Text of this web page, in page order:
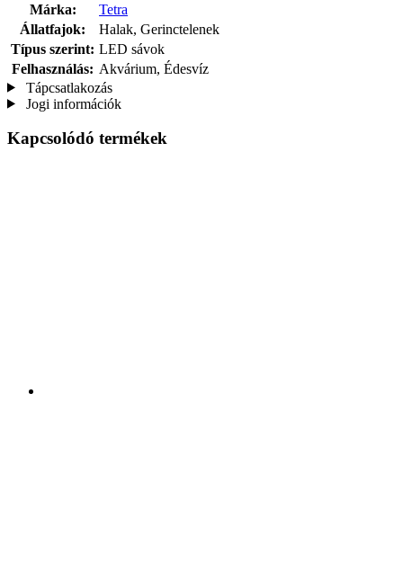
Márka:
Tetra
Állatfajok:
Halak, Gerinctelenek
Típus szerint: LED sávok
Felhasználás: Akvárium, Édesvíz
Tápcsatlakozás
Jogi információk
Kapcsolódó termékek